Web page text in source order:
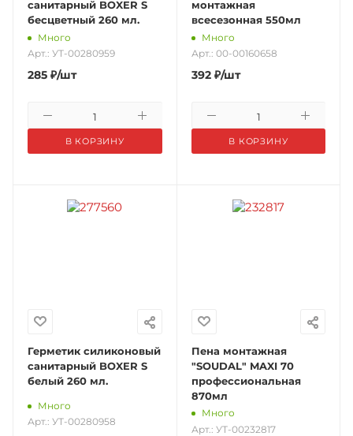
санитарный BOXER S
бесцветный 260 мл.
Много
Арт.: УТ-00280959
285 ₽/шт
В КОРЗИНУ
монтажная
всесезонная 550мл
Много
Арт.: 00-00160658
392₽/шт
В КОРЗИНУ
Герметик силиконовый
санитарный BOXER S
белый 260 мл.
Много
Арт.: УТ-00280958
Пена монтажная
"SOUDAL" MAXI 70
профессиональная
870мл
Много
Арт.: УТ-00232817